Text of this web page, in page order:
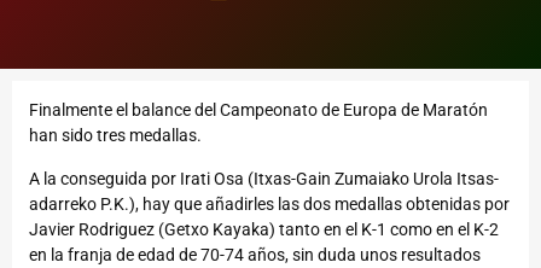
Finalmente el balance del Campeonato de Europa de Maratón
han sido tres medallas.
A la conseguida por Irati Osa (Itxas-Gain Zumaiako Urola Itsas-
adarreko P.K.), hay que añadirles las dos medallas obtenidas por
Javier Rodriguez (Getxo Kayaka) tanto en el K-1 como en el K-2
en la franja de edad de 70-74 años, sin duda unos resultados